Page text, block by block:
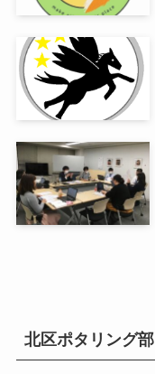
北区ポタリング部